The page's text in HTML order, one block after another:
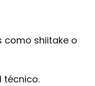
como shiitake o
técnico.